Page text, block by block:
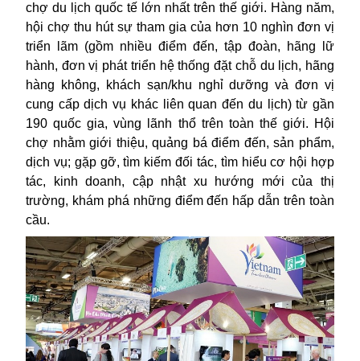
chợ du lịch quốc tế lớn nhất trên thế giới. Hàng năm,
hội chợ thu hút sự tham gia của hơn 10 nghìn đơn vị
triển lãm (gồm nhiều điểm đến, tập đoàn, hãng lữ
hành, đơn vị phát triển hệ thống đặt chỗ du lịch, hãng
hàng không, khách sạn/khu nghỉ dưỡng và đơn vị
cung cấp dịch vụ khác liên quan đến du lịch) từ gần
190 quốc gia, vùng lãnh thổ trên toàn thế giới. Hội
chợ nhằm giới thiệu, quảng bá điểm đến, sản phẩm,
dịch vụ; gặp gỡ, tìm kiếm đối tác, tìm hiểu cơ hội hợp
tác, kinh doanh, cập nhật xu hướng mới của thị
trường, khám phá những điểm đến hấp dẫn trên toàn
cầu.